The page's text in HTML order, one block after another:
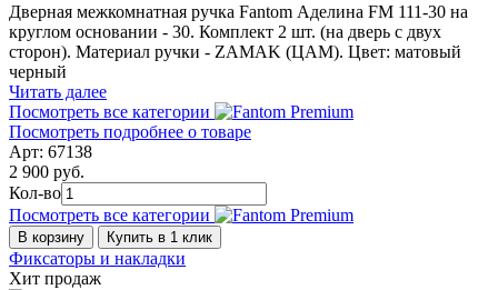
Дверная межкомнатная ручка Fantom Аделина FM 111-30 на
круглом основании - 30. Комплект 2 шт. (на дверь с двух
сторон). Материал ручки - ZAMAK (ЦАМ). Цвет: матовый
черный
Читать далее
Посмотреть все категории
Посмотреть подробнее о товаре
Арт: 67138
2 900 руб.
Кол-во
Посмотреть все категории
В корзину Купить в 1 клик
Фиксаторы и накладки
Хит продаж